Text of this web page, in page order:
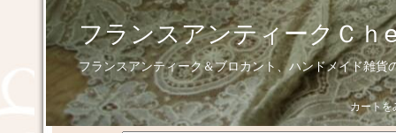
フランスアンティークＣｈ
フランスアンティーク＆ブロカント、ハンドメイド雑貨
カートを